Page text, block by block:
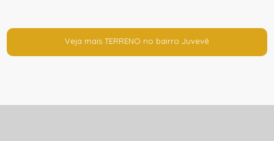
Veja mais TERRENO no bairro Juvevê